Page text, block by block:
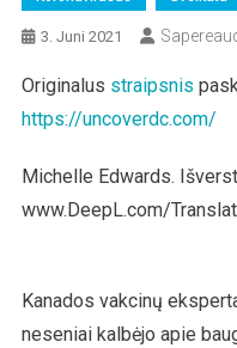
3. Juni 2021
Originalus straipsnis
https://uncoverdc.com/
Michelle Edwards.
www.DeepL.com/
Kanados vakcinų
neseniai kalbėjo apie